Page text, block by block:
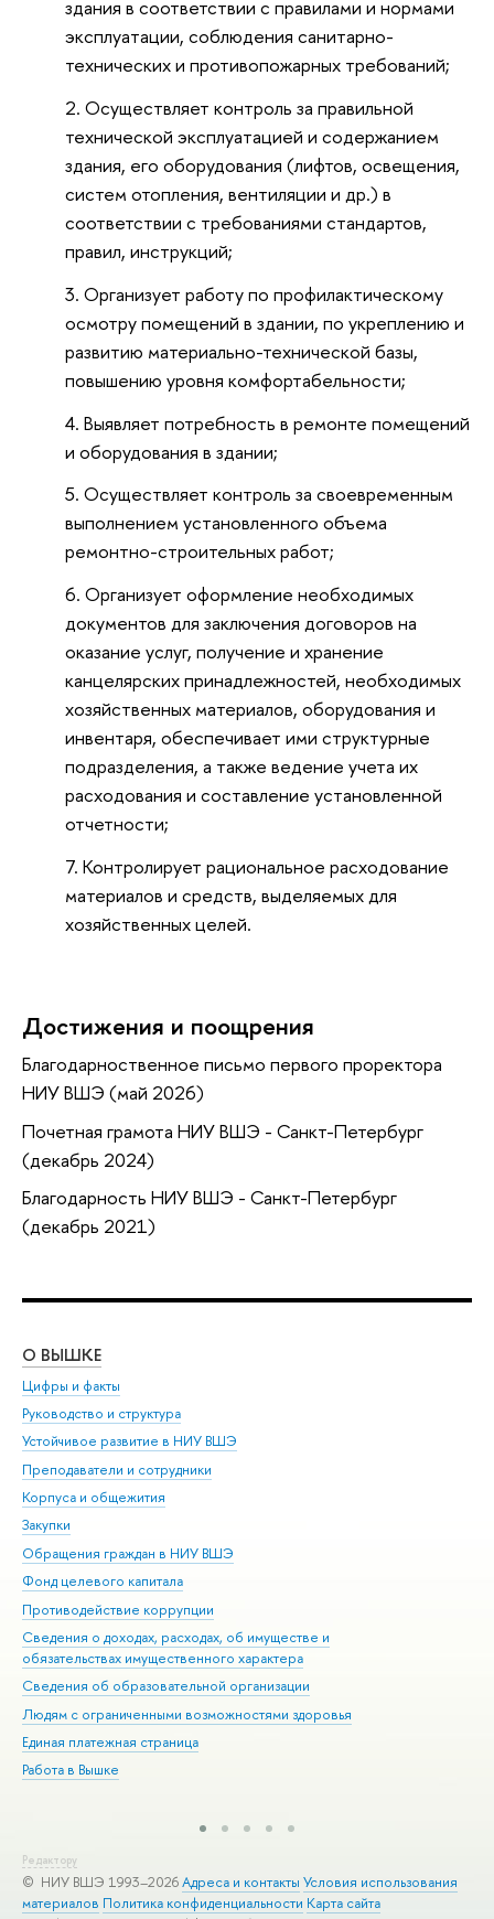
здания в соответствии с правилами и нормами
эксплуатации, соблюдения санитарно-
технических и противопожарных требований;
Осуществляет контроль за правильной
технической эксплуатацией и содержанием
здания, его оборудования (лифтов, освещения,
систем отопления, вентиляции и др.) в
соответствии с требованиями стандартов,
правил, инструкций;
Организует работу по профилактическому
осмотру помещений в здании, по укреплению и
развитию материально-технической базы,
повышению уровня комфортабельности;
Выявляет потребность в ремонте помещений
и оборудования в здании;
Осуществляет контроль за своевременным
выполнением установленного объема
ремонтно-строительных работ;
Организует оформление необходимых
документов для заключения договоров на
оказание услуг, получение и хранение
канцелярских принадлежностей, необходимых
хозяйственных материалов, оборудования и
инвентаря, обеспечивает ими структурные
подразделения, а также ведение учета их
расходования и составление установленной
отчетности;
Контролирует рациональное расходование
материалов и средств, выделяемых для
хозяйственных целей.
Достижения и поощрения
Благодарноственное письмо первого проректора
НИУ ВШЭ (май 2026)
Почетная грамота НИУ ВШЭ - Санкт-Петербург
(декабрь 2024)
Благодарность НИУ ВШЭ - Санкт-Петербург
(декабрь 2021)
О ВЫШКЕ
Цифры и факты
Руководство и структура
Устойчивое развитие в НИУ ВШЭ
Преподаватели и сотрудники
Корпуса и общежития
Закупки
Обращения граждан в НИУ ВШЭ
Фонд целевого капитала
Противодействие коррупции
Сведения о доходах, расходах, об имуществе и
обязательствах имущественного характера
Сведения об образовательной организации
Людям с ограниченными возможностями здоровья
Единая платежная страница
Работа в Вышке
Редактору
© НИУ ВШЭ 1993–2026Адреса и контакты Условия использования
материалов Политика конфиденциальности Карта сайта